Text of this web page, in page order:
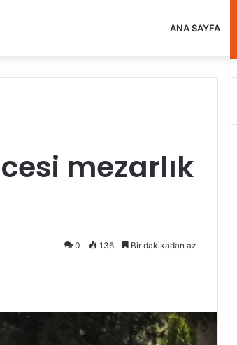
ANA SAYFA
mezarlık
0 136 Bir dakikadan az